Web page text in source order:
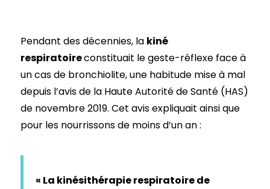
Pendant des décennies, la kiné
respiratoireconstituait le geste-réflexe face à
un cas de bronchiolite, une habitude mise à mal
depuis l’avis de la Haute Autorité de Santé (HAS)
de novembre 2019. Cet avis expliquait ainsi que
pour les nourrissons de moins d’un an :
« La kinésithérapie respiratoire de